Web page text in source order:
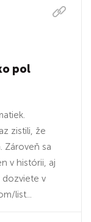
pol
zistili, že
Zároveň sa
v histórii, aj
dozviete v
list...